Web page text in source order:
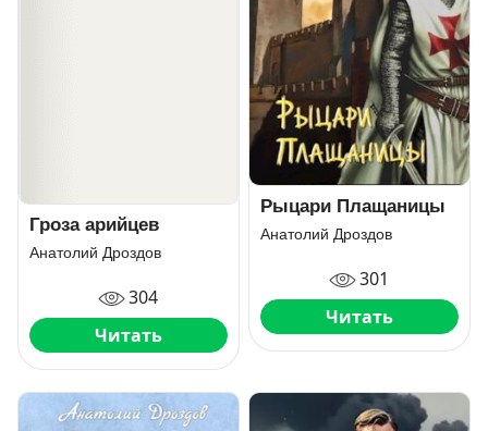
Гроза арийцев
Анатолий Дроздов
304
Читать
Рыцари Плащаницы
Анатолий Дроздов
301
Читать